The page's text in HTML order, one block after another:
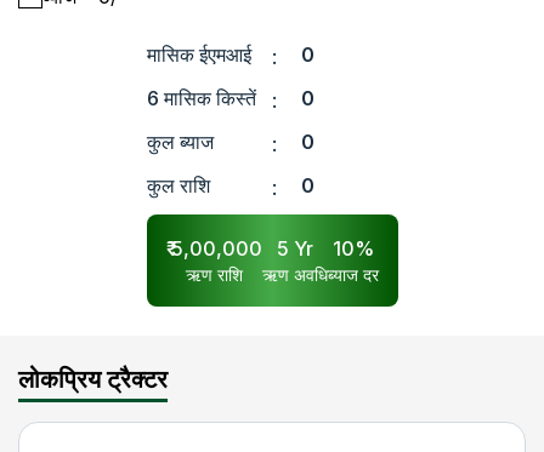
मासिक ईएमआई :
0
6 मासिक किस्तें
:
0
कुल ब्याज
:
0
कुल राशि
: 0
₹5,00,000
ऋण राशि
5 Yr
ऋण अवधि
10%
ब्याज दर
लोकप्रिय ट्रैक्टर